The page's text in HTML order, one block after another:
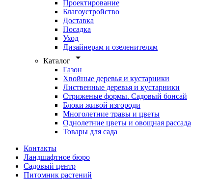
Проектирование
Благоустройство
Доставка
Посадка
Уход
Дизайнерам и озеленителям
Каталог
arrow_drop_down
Газон
Хвойные деревья и кустарники
Лиственные деревья и кустарники
Стриженые формы. Садовый бонсай
Блоки живой изгороди
Многолетние травы и цветы
Однолетние цветы и овощная рассада
Товары для сада
Контакты
Ландшафтное бюро
Садовый центр
Питомник растений